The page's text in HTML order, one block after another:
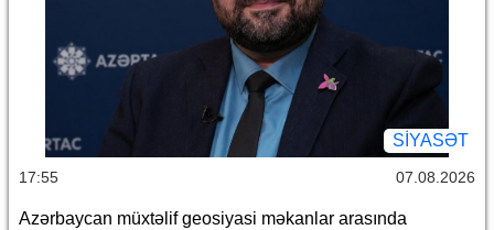
SİYASƏT
17:55 07.08.2026
Azərbaycan müxtəlif geosiyasi məkanlar arasında